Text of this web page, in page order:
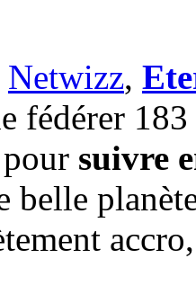
Netwizz,
fédérer
suivre
belle